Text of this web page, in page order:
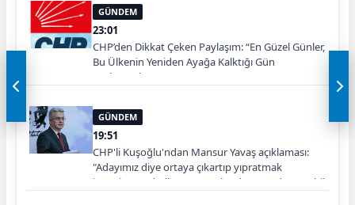
GÜNDEM
23:01
CHP’den Dikkat Çeken Paylaşım: “En Güzel Günler,
Bu Ülkenin Yeniden Ayağa Kalktığı Gün
Başlayacak”
GÜNDEM
19:51
CHP'li Kuşoğlu'ndan Mansur Yavaş açıklaması:
"Adayımız diye ortaya çıkartıp yıpratmak
istemiyoruz, halkın teveccühü devam ederse tabii